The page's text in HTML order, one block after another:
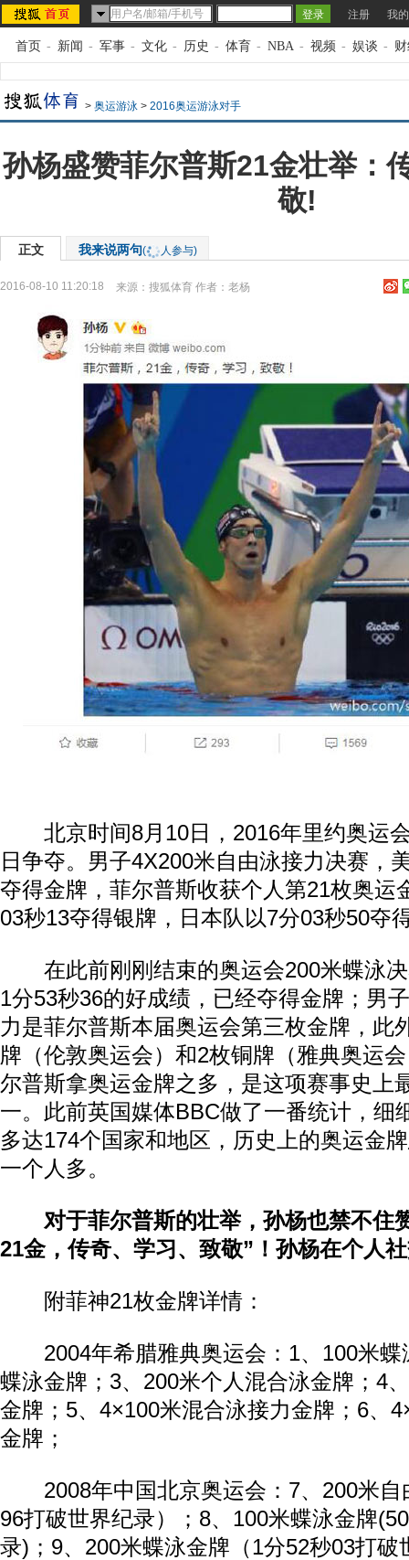
注册 我
首页 - 新闻 - 军事 - 文化 - 历史 - 体育 - NBA - 视频 - 娱谈 -
> 奥运游泳 > 2016奥运游泳对手
孙杨盛赞菲尔普斯21金壮举：
敬!
正文 我来说两句( 人参与)
2016-08-10 11:20:18 来源： 搜狐体育 作者：老杨
北京时间8月10日，2016年里约奥运
日争夺。男子4X200米自由泳接力决赛，
夺得金牌，菲尔普斯收获个人第21枚奥运
03秒13夺得银牌，日本队以7分03秒50夺
在此前刚刚结束的奥运会200米蝶泳决
1分53秒36的好成绩，已经夺得金牌；男
力是菲尔普斯本届奥运会第三枚金牌，此
牌（伦敦奥运会）和2枚铜牌（雅典奥运
尔普斯拿奥运金牌之多，是这项赛事史上
一。此前英国媒体BBC做了一番统计，细
多达174个国家和地区，历史上的奥运金
一个人多。
对于菲尔普斯的壮举，孙杨也禁不住
21金，传奇、学习、致敬”！孙杨在个人
附菲神21枚金牌详情：
2004年希腊雅典奥运会：1、100米蝶
蝶泳金牌；3、200米个人混合泳金牌；4
金牌；5、4×100米混合泳接力金牌；6、
金牌；
2008年中国北京奥运会：7、200米自
96打破世界纪录）；8、100米蝶泳金牌
录)；9、200米蝶泳金牌（1分52秒03打破